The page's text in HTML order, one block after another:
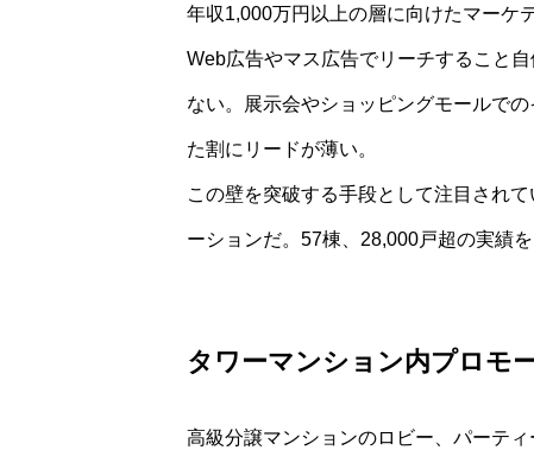
年収1,000万円以上の層に向けたマーケ
Web広告やマス広告でリーチすること
ない。展示会やショッピングモールで
た割にリードが薄い。
この壁を突破する手段として注目され
ーションだ。57棟、28,000戸超の実績
タワーマンション内プロモ
高級分譲マンションのロビー、パーテ